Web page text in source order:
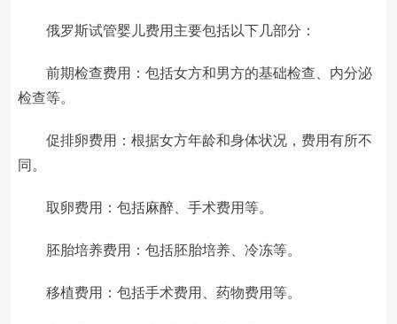
俄罗斯试管婴儿费用主要包括以下几部分：
前期检查费用：包括女方和男方的基础检查、内分泌
检查等。
促排卵费用：根据女方年龄和身体状况，费用有所不
同。
取卵费用：包括麻醉、手术费用等。
胚胎培养费用：包括胚胎培养、冷冻等。
移植费用：包括手术费用、药物费用等。